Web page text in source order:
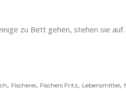
zu Bett gehen, stehen sie
, Fischerei, Fischers Fritz, Lebensmittel,